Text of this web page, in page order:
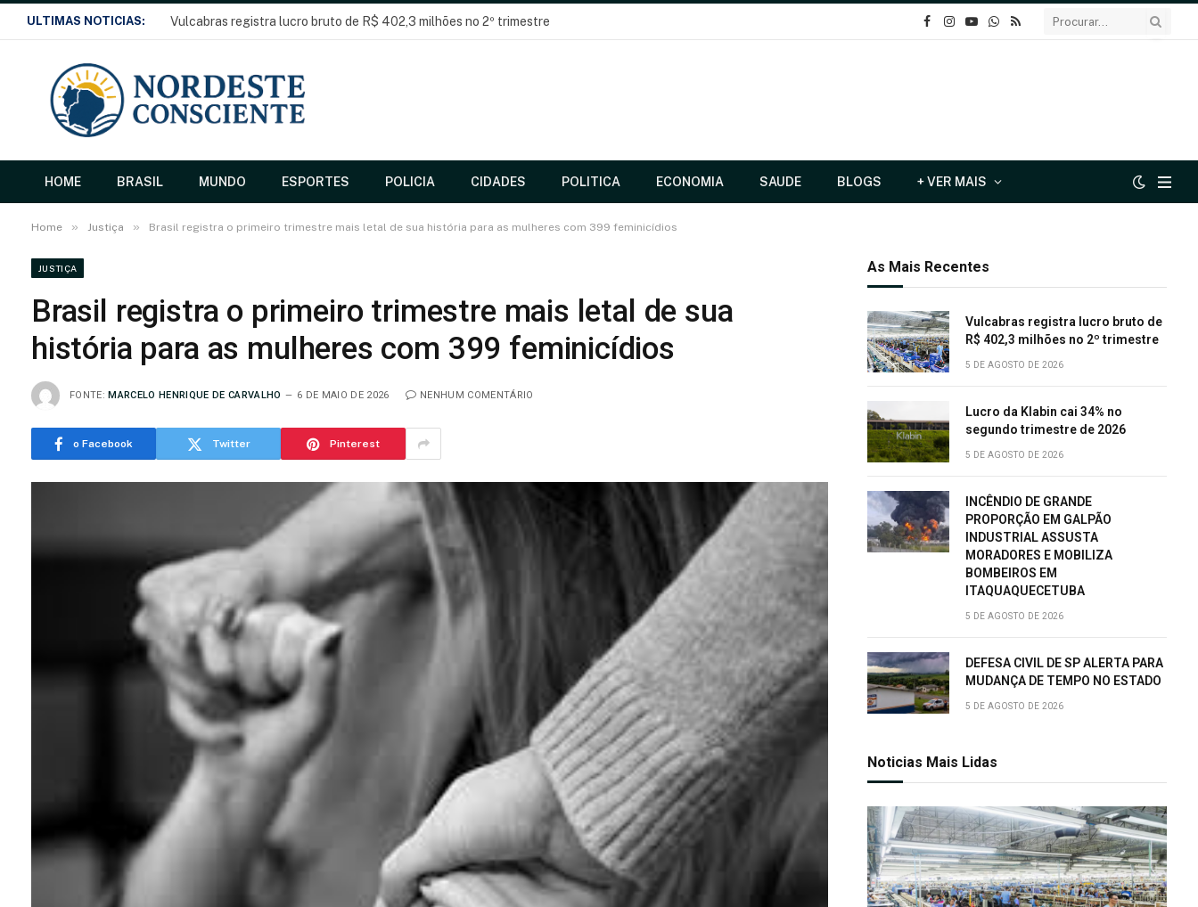
ULTIMAS NOTICIAS: Vulcabras registra lucro bruto de R$ 402,3 milhões no 2º trimestre
o
Instagram
YouTube
Whatsapp
RSS
HOME BRASIL MUNDO ESPORTES POLICIA CIDADES POLITICA ECONOMIA SAUDE BLOGS + VER MAIS
Home » Justiça » Brasil registra o primeiro trimestre mais letal de sua história para as mulheres com 399 feminicídios
JUSTIÇA
Brasil registra o primeiro trimestre mais letal de sua
história para as mulheres com 399 feminicídios
FONTE: MARCELO HENRIQUE DE CARVALHO 6 DE MAIO DE 2026 NENHUM COMENTÁRIO
o Facebook Twitter Pinterest
As Mais Recentes
Vulcabras registra lucro bruto de
R$ 402,3 milhões no 2º trimestre
5 DE AGOSTO DE 2026
Lucro da Klabin cai 34% no
segundo trimestre de 2026
5 DE AGOSTO DE 2026
INCÊNDIO DE GRANDE
PROPORÇÃO EM GALPÃO
INDUSTRIAL ASSUSTA
MORADORES E MOBILIZA
BOMBEIROS EM
ITAQUAQUECETUBA
5 DE AGOSTO DE 2026
DEFESA CIVIL DE SP ALERTA PARA
MUDANÇA DE TEMPO NO ESTADO
5 DE AGOSTO DE 2026
Noticias Mais Lidas